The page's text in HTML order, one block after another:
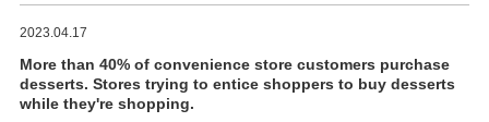
2023.04.17
More than 40% of convenience store customers purchase
desserts. Stores trying to entice shoppers to buy desserts
while they're shopping.